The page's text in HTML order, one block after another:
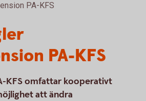
PA-KFS
PA-KFS
KFS omfattar kooperativt
att ändra